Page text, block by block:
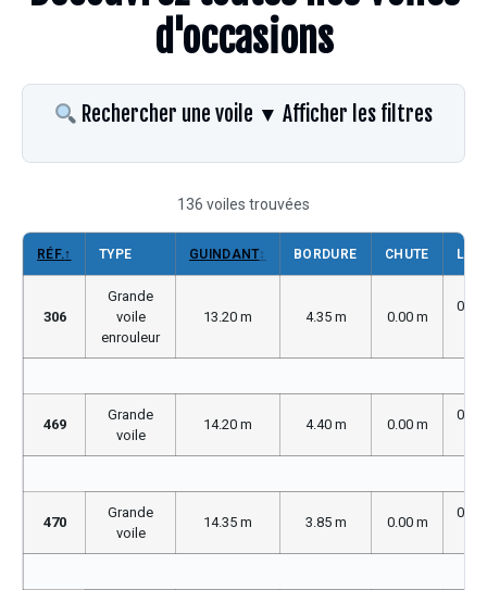
d'occasions
Rechercher une voile ▼ Afficher les filtres
136 voiles trouvées
RÉF.↑ TYPE GUINDANT↕ BORDURE CHUTE LP
306
Grande
voile
enrouleur
13.20 m 4.35 m 0.00 m
0.00
469
Grande
voile
14.20 m 4.40 m 0.00 m
0.00
470
Grande
voile
14.35 m 3.85 m 0.00 m
0.00